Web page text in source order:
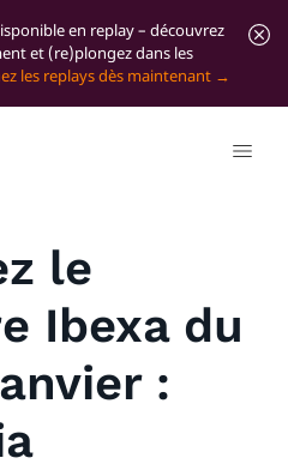
en replay – découvrez
et (re)plongez dans les
les replays dès maintenant
le
Ibexa du
: